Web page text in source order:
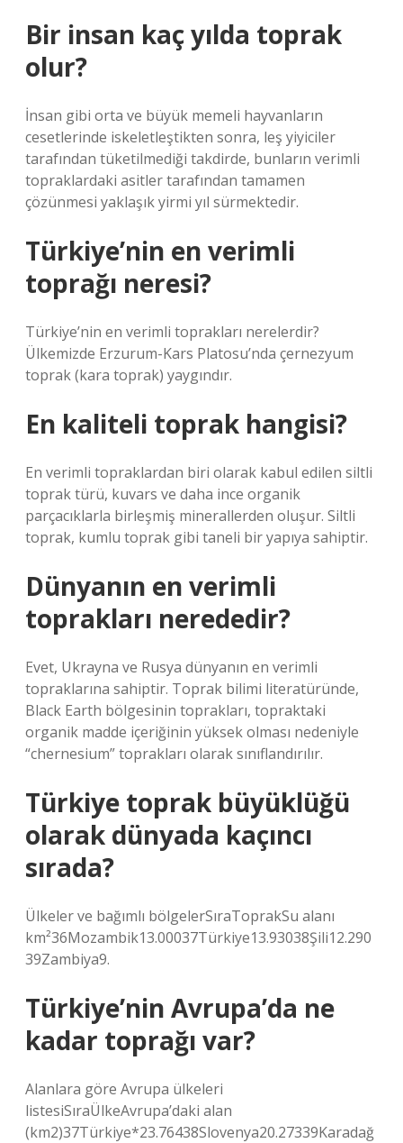
Bir insan kaç yılda toprak
olur?
İnsan gibi orta ve büyük memeli hayvanların
cesetlerinde iskeletleştikten sonra, leş yiyiciler
tarafından tüketilmediği takdirde, bunların verimli
topraklardaki asitler tarafından tamamen
çözünmesi yaklaşık yirmi yıl sürmektedir.
Türkiye’nin en verimli
toprağı neresi?
Türkiye’nin en verimli toprakları nerelerdir?
Ülkemizde Erzurum-Kars Platosu’nda çernezyum
toprak (kara toprak) yaygındır.
En kaliteli toprak hangisi?
En verimli topraklardan biri olarak kabul edilen siltli
toprak türü, kuvars ve daha ince organik
parçacıklarla birleşmiş minerallerden oluşur. Siltli
toprak, kumlu toprak gibi taneli bir yapıya sahiptir.
Dünyanın en verimli
toprakları nerededir?
Evet, Ukrayna ve Rusya dünyanın en verimli
topraklarına sahiptir. Toprak bilimi literatüründe,
Black Earth bölgesinin toprakları, topraktaki
organik madde içeriğinin yüksek olması nedeniyle
“chernesium” toprakları olarak sınıflandırılır.
Türkiye toprak büyüklüğü
olarak dünyada kaçıncı
sırada?
Ülkeler ve bağımlı bölgelerSıraToprakSu alanı
km²36Mozambik13.00037Türkiye13.93038Şili12.290
39Zambiya9.
Türkiye’nin Avrupa’da ne
kadar toprağı var?
Alanlara göre Avrupa ülkeleri
listesiSıraÜlkeAvrupa’daki alan
(km2)37Türkiye*23.76438Slovenya20.27339Karadağ